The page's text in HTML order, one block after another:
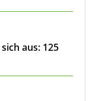
aus: 125